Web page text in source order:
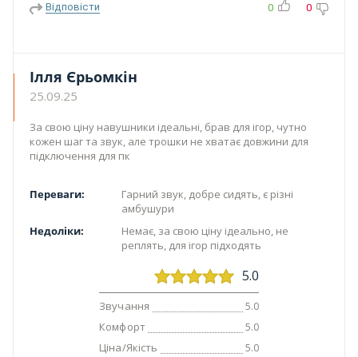
Відповісти 0 0
Ілля Єрьомкін
25.09.25
За свою ціну навушники ідеальні, брав для ігор, чутно
кожен шаг та звук, але трошки не хватає довжини для
підключення для пк
Переваги:
Гарний звук, добре сидять, є різні
амбушури
Недоліки:
Немає, за свою ціну ідеально, не
реплять, для ігор підходять
5.0
Звучання 5.0
Комфорт 5.0
Ціна/Якість 5.0